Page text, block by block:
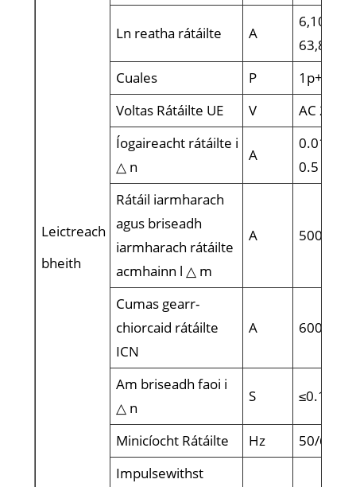
Leictreach
bheith
Ln reatha rátáilte A
63,80a
Cuales
P
1p+n,
Voltas Rátáilte UE
V
AC 230,
Íogaireacht rátáilte i
△ n
A
0.01,
0.5
Rátáil iarmharach
agus briseadh
iarmharach rátáilte
acmhainn l △ m
A 500
Cumas gearr-
chiorcaid rátáilte
ICN
A 6000
Am briseadh faoi i
△ n
S ≤0.1
Minicíocht Rátáilte Hz
50/60
Impulsewithst